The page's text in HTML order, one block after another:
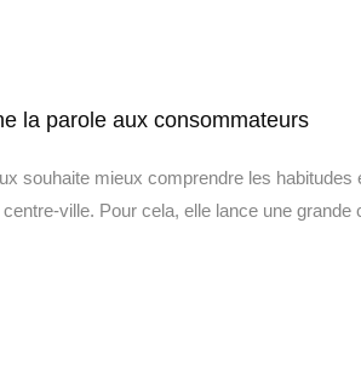
la parole aux consommateurs
souhaite mieux comprendre les
centre-ville. Pour cela, elle lance une